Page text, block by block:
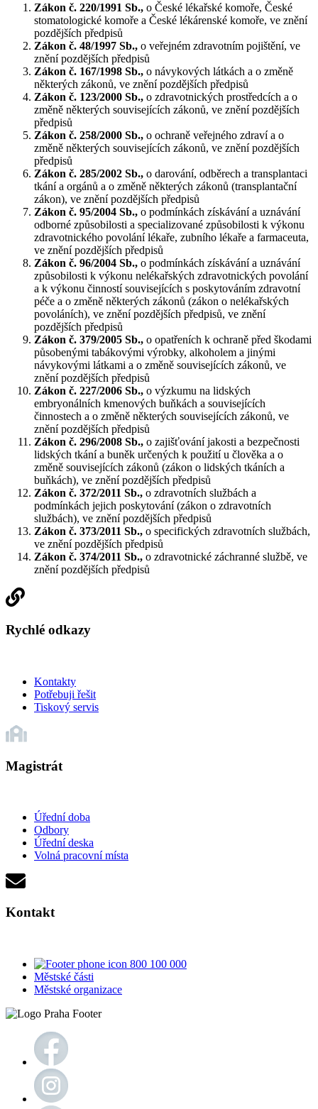
Zákon č. 220/1991 Sb., o České lékařské komoře, České
stomatologické komoře a České lékárenské komoře, ve znění
pozdějších předpisů
Zákon č. 48/1997 Sb., o veřejném zdravotním pojištění, ve
znění pozdějších předpisů
Zákon č. 167/1998 Sb., o návykových látkách a o změně
některých zákonů, ve znění pozdějších předpisů
Zákon č. 123/2000 Sb., o zdravotnických prostředcích a o
změně některých souvisejících zákonů, ve znění pozdějších
předpisů
Zákon č. 258/2000 Sb., o ochraně veřejného zdraví a o
změně některých souvisejících zákonů, ve znění pozdějších
předpisů
Zákon č. 285/2002 Sb., o darování, odběrech a transplantaci
tkání a orgánů a o změně některých zákonů (transplantační
zákon), ve znění pozdějších předpisů
Zákon č. 95/2004 Sb., o podmínkách získávání a uznávání
odborné způsobilosti a specializované způsobilosti k výkonu
zdravotnického povolání lékaře, zubního lékaře a farmaceuta,
ve znění pozdějších předpisů
Zákon č. 96/2004 Sb., o podmínkách získávání a uznávání
způsobilosti k výkonu nelékařských zdravotnických povolání
a k výkonu činností souvisejících s poskytováním zdravotní
péče a o změně některých zákonů (zákon o nelékařských
povoláních), ve znění pozdějších předpisů, ve znění
pozdějších předpisů
Zákon č. 379/2005 Sb., o opatřeních k ochraně před škodami
působenými tabákovými výrobky, alkoholem a jinými
návykovými látkami a o změně souvisejících zákonů, ve
znění pozdějších předpisů
Zákon č. 227/2006 Sb., o výzkumu na lidských
embryonálních kmenových buňkách a souvisejících
činnostech a o změně některých souvisejících zákonů, ve
znění pozdějších předpisů
Zákon č. 296/2008 Sb., o zajišťování jakosti a bezpečnosti
lidských tkání a buněk určených k použití u člověka a o
změně souvisejících zákonů (zákon o lidských tkáních a
buňkách), ve znění pozdějších předpisů
Zákon č. 372/2011 Sb., o zdravotních službách a
podmínkách jejich poskytování (zákon o zdravotních
službách), ve znění pozdějších předpisů
Zákon č. 373/2011 Sb., o specifických zdravotních službách,
ve znění pozdějších předpisů
Zákon č. 374/2011 Sb., o zdravotnické záchranné službě, ve
znění pozdějších předpisů
Rychlé odkazy
Kontakty
Potřebuji řešit
Tiskový servis
Magistrát
Úřední doba
Odbory
Úřední deska
Volná pracovní místa
Kontakt
800 100 000
Městské části
Městské organizace